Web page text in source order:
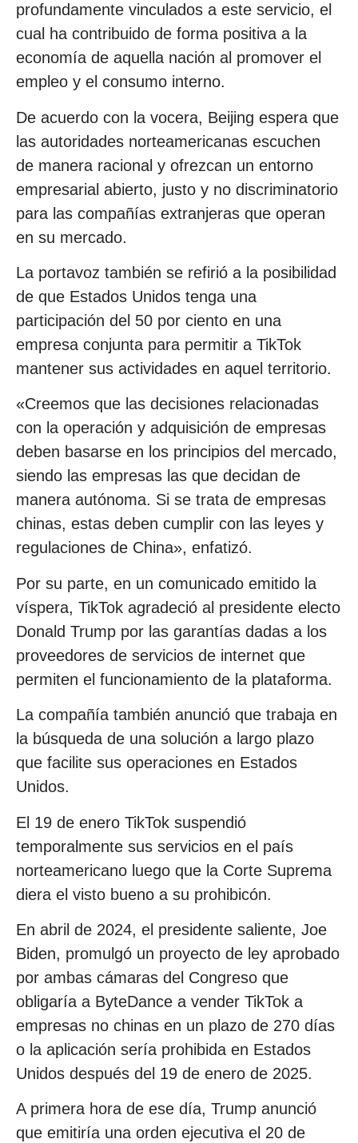
profundamente vinculados a este servicio, el
cual ha contribuido de forma positiva a la
economía de aquella nación al promover el
empleo y el consumo interno.
De acuerdo con la vocera, Beijing espera que
las autoridades norteamericanas escuchen
de manera racional y ofrezcan un entorno
empresarial abierto, justo y no discriminatorio
para las compañías extranjeras que operan
en su mercado.
La portavoz también se refirió a la posibilidad
de que Estados Unidos tenga una
participación del 50 por ciento en una
empresa conjunta para permitir a TikTok
mantener sus actividades en aquel territorio.
«Creemos que las decisiones relacionadas
con la operación y adquisición de empresas
deben basarse en los principios del mercado,
siendo las empresas las que decidan de
manera autónoma. Si se trata de empresas
chinas, estas deben cumplir con las leyes y
regulaciones de China», enfatizó.
Por su parte, en un comunicado emitido la
víspera, TikTok agradeció al presidente electo
Donald Trump por las garantías dadas a los
proveedores de servicios de internet que
permiten el funcionamiento de la plataforma.
La compañía también anunció que trabaja en
la búsqueda de una solución a largo plazo
que facilite sus operaciones en Estados
Unidos.
El 19 de enero TikTok suspendió
temporalmente sus servicios en el país
norteamericano luego que la Corte Suprema
diera el visto bueno a su prohibicón.
En abril de 2024, el presidente saliente, Joe
Biden, promulgó un proyecto de ley aprobado
por ambas cámaras del Congreso que
obligaría a ByteDance a vender TikTok a
empresas no chinas en un plazo de 270 días
o la aplicación sería prohibida en Estados
Unidos después del 19 de enero de 2025.
A primera hora de ese día, Trump anunció
que emitiría una orden ejecutiva el 20 de